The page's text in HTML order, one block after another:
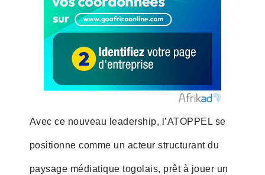
Avec ce nouveau leadership, l’ATOPPEL se
positionne comme un acteur structurant du
paysage médiatique togolais, prêt à jouer un